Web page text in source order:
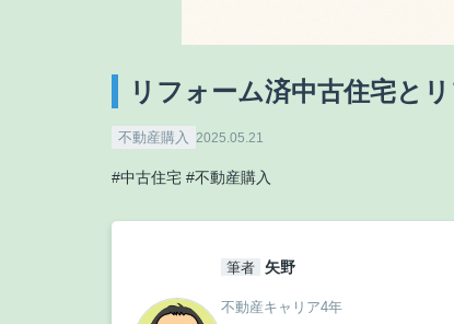
リフォーム済中古住宅と
不動産購入 2025.05.21
#中古住宅 #不動産購入
筆者 矢野
不動産キャリア4年